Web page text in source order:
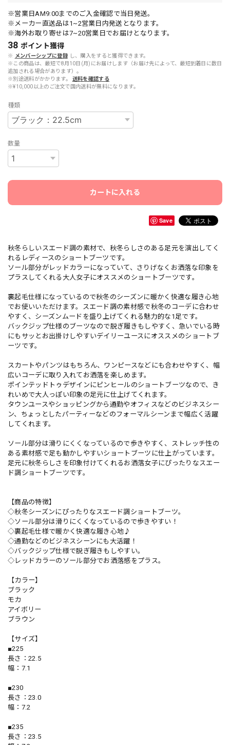
※営業日AM9:00までのご入金確認で当日発送。
※メーカー直送品は1~2営業日内発送となります。
※海外お取り寄せは7~20営業日でお届けとなります。
38 ポイント獲得
※ メンバーシップに登録 し、購入をすると獲得できます。
※この商品は、最短で8月10日(月)にお届けします（お届け先によって、最短到着日に数日
追加される場合があります）。
※別途送料がかかります。
送料を確認する
※¥10,000以上のご注文で国内送料が無料になります。
種類
数量
カートに入れる
Save
秋冬らしいスエード調の素材で、秋冬らしさのある足元を演出してく
れるレディースのショートブーツです。
ソール部分がレッドカラーになっていて、さりげなくお洒落な印象を
プラスしてくれる大人女子にオススメのショートブーツです。
裏起毛仕様になっているので秋冬のシーズンに暖かく快適な履き心地
でお使いいただけます。スエード調の素材感で秋冬のコーデに合わせ
やすく、シーズンムードを盛り上げてくれる魅力的な1足です。
バックジップ仕様のブーツなので脱ぎ履きもしやすく、急いでいる時
にもサッとお出掛けしやすいデイリーユースにオススメのショートブ
ーツです。
スカートやパンツはもちろん、ワンピースなどにも合わせやすく、幅
広いコーデに取り入れてお洒落を楽しめます。
ポインテッドトゥデザインにピンヒールのショートブーツなので、き
れいめで大人っぽい印象の足元に仕上げてくれます。
タウンユースやショッピングから通勤やオフィスなどのビジネスシー
ン、ちょっとしたパーティーなどのフォーマルシーンまで幅広く活躍
してくれます。
ソール部分は滑りにくくなっているので歩きやすく、ストレッチ性の
ある素材感で足も動かしやすいショートブーツに仕上がっています。
足元に秋冬らしさを印象付けてくれるお洒落女子にぴったりなスエー
ド調ショートブーツです。
【商品の特徴】
◇秋冬シーズンにぴったりなスエード調ショートブーツ。
◇ソール部分は滑りにくくなっているので歩きやすい！
◇裏起毛仕様で暖かく快適な履き心地♪
◇通勤などのビジネスシーンにも大活躍！
◇バックジップ仕様で脱ぎ履きもしやすい。
◇レッドカラーのソール部分でお洒落感をプラス。
【カラー】
ブラック
モカ
アイボリー
ブラウン
【サイズ】
■225
長さ：22.5
幅：7.1
■230
長さ：23.0
幅：7.2
■235
長さ：23.5